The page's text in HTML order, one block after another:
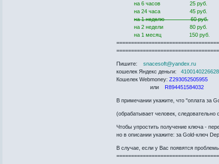
на 6 часов 25 руб.
на 24 часа 45 руб.
на 1 неделю 60 руб.
на 2 недели 80 руб.
на 1 месяц 150 руб.
Пишите:snacesoft@yandex.ru
кошелек Яндекс деньги:
Кошелек Webmoney:Z293052505955
или
R894451584032
В примечании укажите, что "оплата за
(обрабатывает человек,
Чтобы упростить получение ключа -
но в описании укажите: за Gold-ключ
В случае, если у Вас появятся